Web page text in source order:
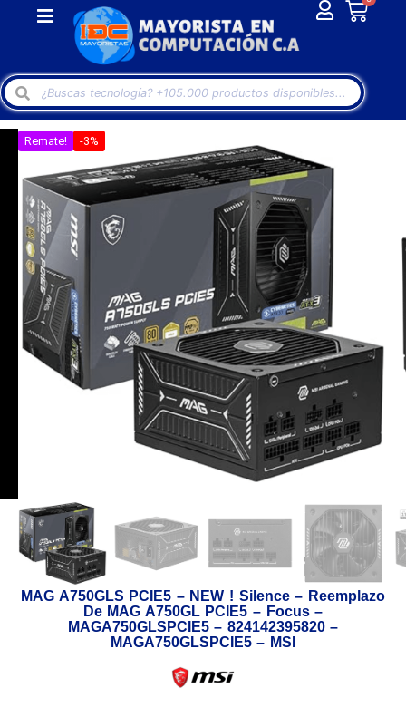
Remate! -3%
MAG A750GLS PCIE5 – NEW ! Silence – Reemplazo
De MAG A750GL PCIE5 – Focus –
MAGA750GLSPCIE5 – 824142395820 –
MAGA750GLSPCIE5 – MSI